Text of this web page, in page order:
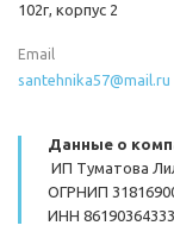
102г, корпус 2
Email
santehnika57@mail.ru
Данные о
ИП Туматова
ОГРНИП
ИНН